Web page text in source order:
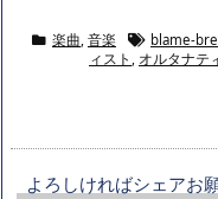
楽曲, 音楽 blame-
ィスト , オルタナテ
よろしければシェアお